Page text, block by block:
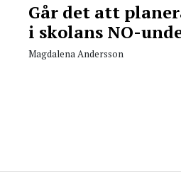
Går det att
i skolans NO-
Magdalena Andersson